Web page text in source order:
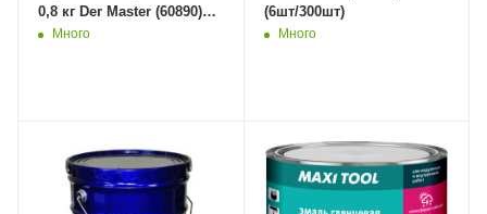
0,8 кг Der Master (60890)
(6шт/48кор/432шт)
Много
(6шт/300шт)
Много